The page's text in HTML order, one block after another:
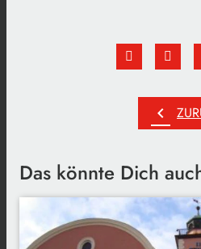
chevron_left
Das könnte Dich